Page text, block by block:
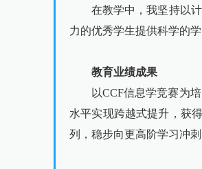
在教学中，我坚持以
力的优秀学生提供科学的
教育业绩成果
以CCF信息学竞赛为
水平实现跨越式提升，获
列，稳步向更高阶学习冲